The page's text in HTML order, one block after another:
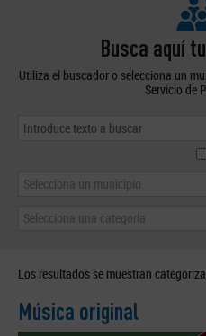
Busca aquí
Utiliza el buscador o selecciona un
Servicio de
Selecciona un municipio
Selecciona una categoría
Los resultados se muestran
Música original